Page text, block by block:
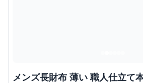
メンズ長財布 薄い 職人仕立て